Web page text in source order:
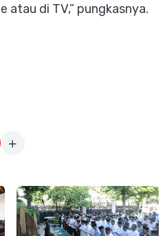
atau di TV,” pungkasnya.